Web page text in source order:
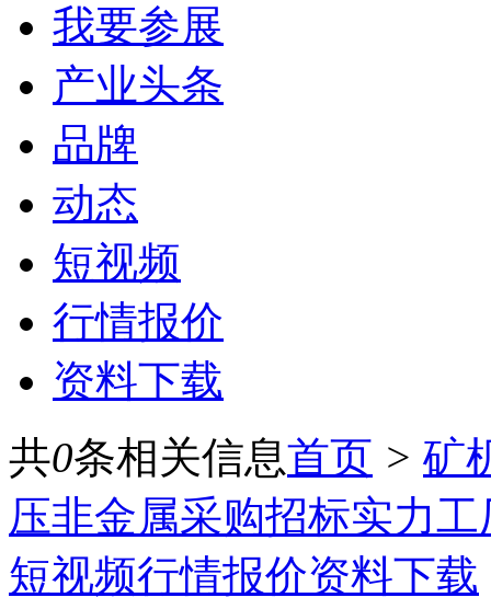
我要参展
产业头条
品牌
动态
短视频
行情报价
资料下载
共0条相关信息首页 > 矿
压非金属采购招标实力工
短视频行情报价资料下载